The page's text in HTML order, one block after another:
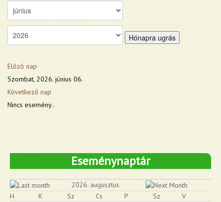
Hónapra ugrás
Előző nap
Szombat, 2026. június 06.
Következő nap
Nincs esemény..
Eseménynaptár
2026. augusztus
H
K Sz Cs P Sz
V